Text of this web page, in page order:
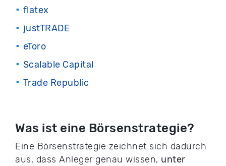
flatex
justTRADE
eToro
Scalable Capital
Trade Republic
Was ist eine Börsenstrategie?
Eine Börsenstrategie zeichnet sich dadurch
aus, dass Anleger genau wissen, unter